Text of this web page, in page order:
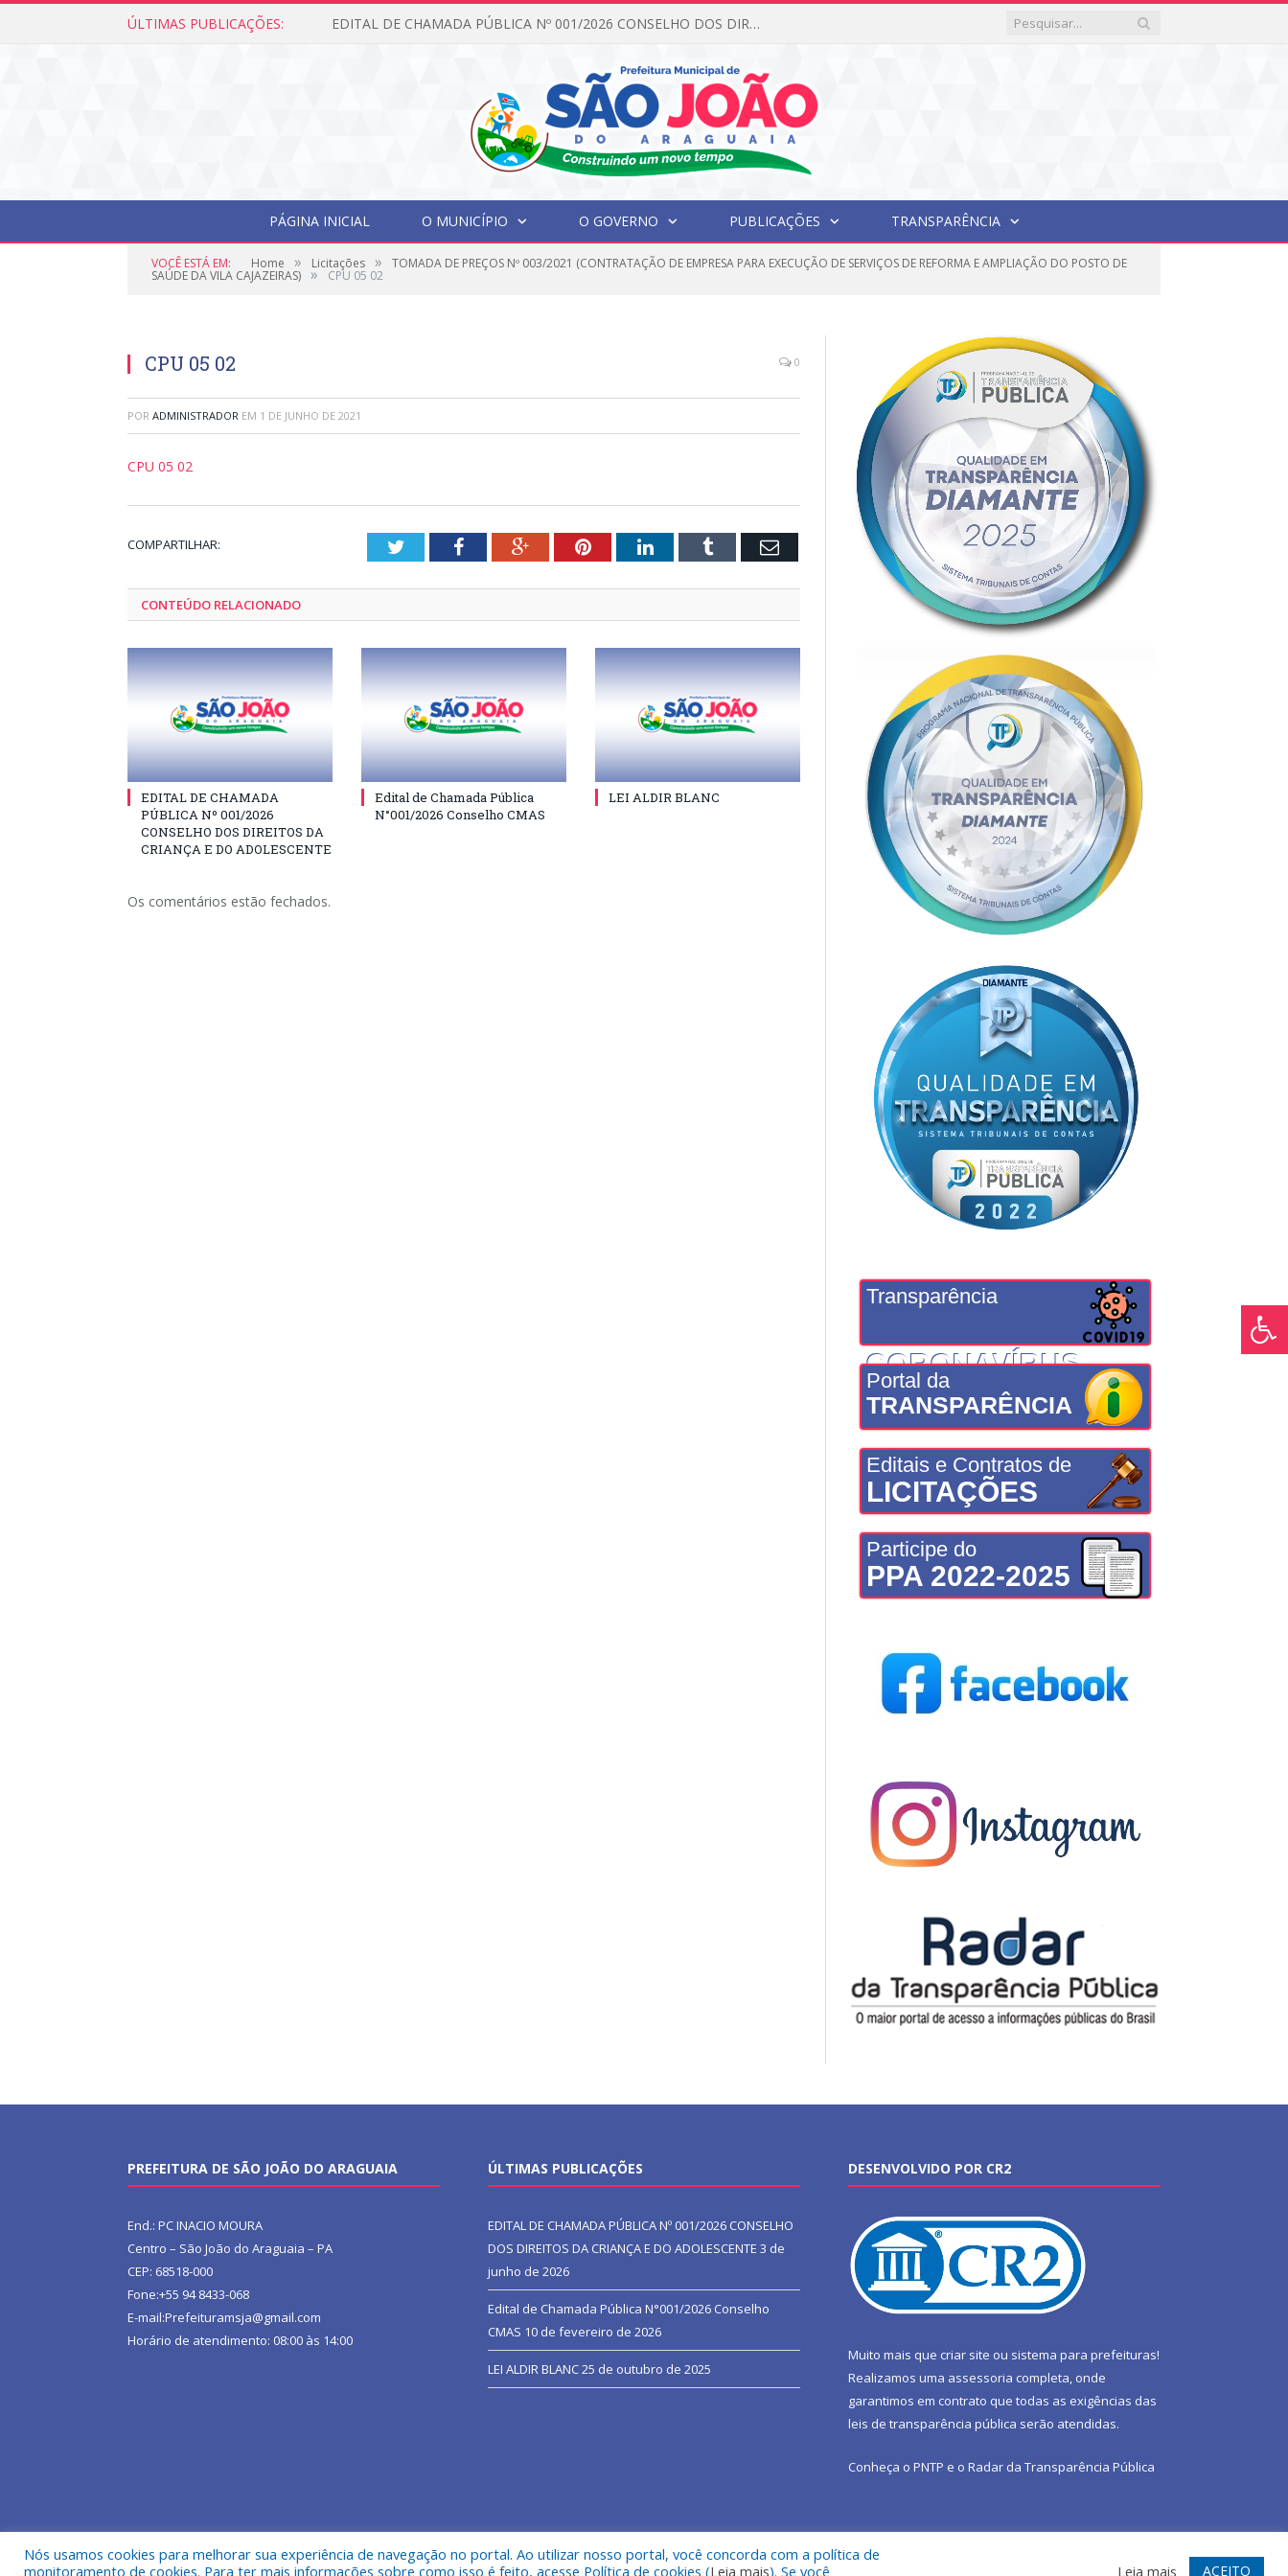
ÚLTIMAS PUBLICAÇÕES: EDITAL DE CHAMADA PÚBLICA Nº 001/2026 CONSELHO DOS DIREITOS DA CRIANÇA E DO ADOLESCENTE
PÁGINA INICIAL O MUNICÍPIO O GOVERNO PUBLICAÇÕES TRANSPARÊNCIA
VOCÊ ESTÁ EM: Home » Licitações » TOMADA DE PREÇOS Nº 003/2021 (CONTRATAÇÃO DE EMPRESA PARA EXECUÇÃO DE SERVIÇOS DE REFORMA E AMPLIAÇÃO DO POSTO DE
SAÚDE DA VILA CAJAZEIRAS) » CPU 05 02
CPU 05 02 0
POR ADMINISTRADOR EM 1 DE JUNHO DE 2021
CPU 05 02
COMPARTILHAR: TwitterFacebookGoogle+PinterestLinkedInTumblr Email
CONTEÚDO RELACIONADO
EDITAL DE CHAMADA
PÚBLICA Nº 001/2026
CONSELHO DOS DIREITOS DA
CRIANÇA E DO ADOLESCENTE
Edital de Chamada Pública
N°001/2026 Conselho CMAS
LEI ALDIR BLANC
Os comentários estão fechados.
Transparência
CORONAVÍRUS
Portal da
TRANSPARÊNCIA
Editais e Contratos de
LICITAÇÕES
Participe do
PPA 2022-2025
PREFEITURA DE SÃO JOÃO DO ARAGUAIA
End.: PC INACIO MOURA
Centro – São João do Araguaia – PA
CEP: 68518-000
Fone:+55 94 8433-068
E-mail:Prefeituramsja@gmail.com
Horário de atendimento: 08:00 às 14:00
ÚLTIMAS PUBLICAÇÕES
EDITAL DE CHAMADA PÚBLICA Nº 001/2026 CONSELHO
DOS DIREITOS DA CRIANÇA E DO ADOLESCENTE 3 de
junho de 2026
Edital de Chamada Pública N°001/2026 Conselho
CMAS 10 de fevereiro de 2026
LEI ALDIR BLANC25 de outubro de 2025
DESENVOLVIDO POR CR2
Muito mais que criar site ou sistema para prefeituras!
Realizamos uma assessoria completa, onde
garantimos em contrato que todas as exigências das
leis de transparência pública serão atendidas.
Conheça o PNTP e o Radar da Transparência Pública
Todos os direitos reservados a Prefeitura Municipal de São João do Araguaia. Mapa do Site Acessar Webmail
Nós usamos cookies para melhorar sua experiência de navegação no portal. Ao utilizar nosso portal, você concorda com a política de
monitoramento de cookies. Para ter mais informações sobre como isso é feito, acesse Política de cookies (Leia mais). Se você Leia mais ACEITO